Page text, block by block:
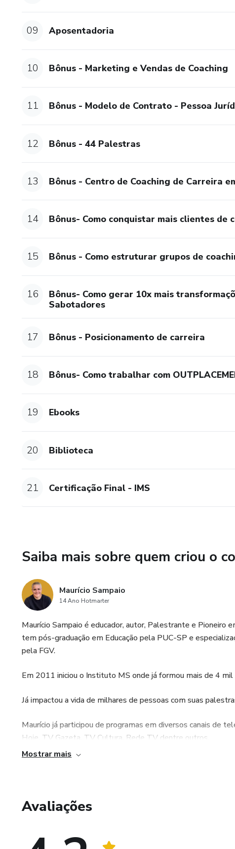
09 Aposentadoria
10 Bônus - Marketing e Vendas de Coaching
11 Bônus - Modelo de Contrato - Pessoa
12 Bônus - 44 Palestras
13 Bônus - Centro de Coaching de Carreira
14 Bônus- Como conquistar mais clientes de
15 Bônus - Como estruturar grupos de
16
Bônus- Como gerar 10x mais
Sabotadores
17 Bônus - Posicionamento de carreira
18 Bônus- Como trabalhar com
19 Ebooks
20 Biblioteca
21 Certificação Final - IMS
Saiba mais sobre quem criou o
Maurício Sampaio
14 Ano Hotmarter
Maurício Sampaio é educador, autor, Palestrante e Pioneiro
tem pós-graduação em Educação pela PUC-SP e
pela FGV.
Em 2011 iniciou o Instituto MS onde já formou mais de 4
Já impactou a vida de milhares de pessoas com suas
Maurício já participou de programas em diversos canais de
Hoje. TV Gazeta, TV Cultura, Rede TV dentre outros.
Mostrar mais
Avaliações